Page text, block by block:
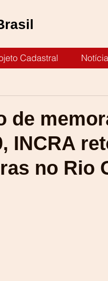
de
INCRA
no Rio
Cadastral